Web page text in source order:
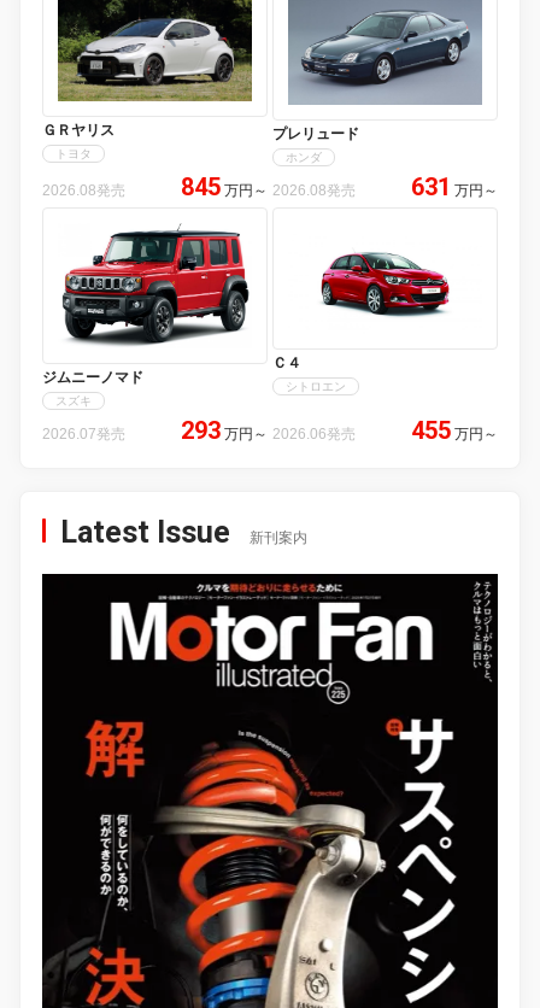
ＧＲヤリス
トヨタ
2026.08発売 845 万円 ～
プレリュード
ホンダ
2026.08発売 631 万円 ～
ジムニーノマド
スズキ
2026.07発売 293 万円 ～
Ｃ４
シトロエン
2026.06発売 455 万円 ～
Latest Issue 新刊案内